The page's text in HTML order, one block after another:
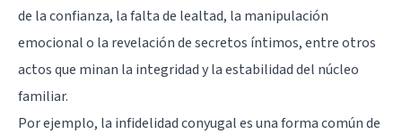
de la confianza, la falta de lealtad, la manipulación
emocional o la revelación de secretos íntimos, entre otros
actos que minan la integridad y la estabilidad del núcleo
familiar.
Por ejemplo, la infidelidad conyugal es una forma común de